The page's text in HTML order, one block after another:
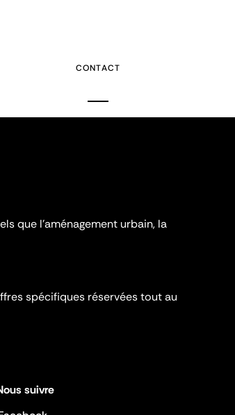
CONTACT
que l'aménagement urbain, la
spécifiques réservées tout au
suivre